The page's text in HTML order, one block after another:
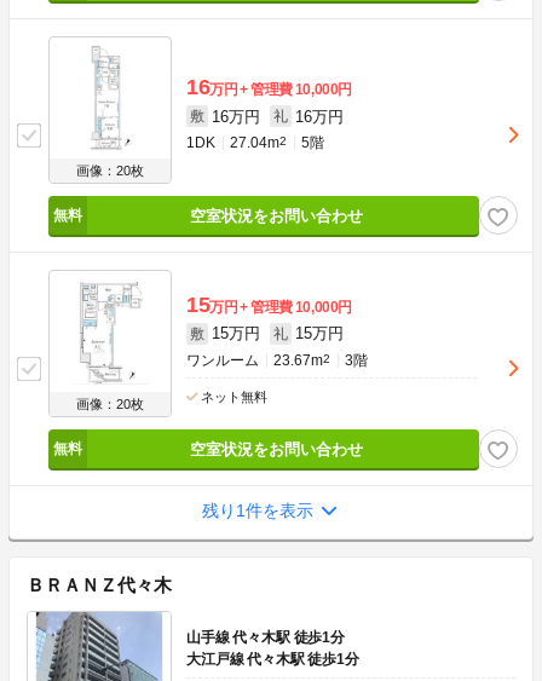
画像：20枚
16万円 管理費10,000円
敷 16万円 礼 16万円
1DK 27.04m2 5階
空室状況をお問い合わせ
画像：20枚
15万円 管理費10,000円
敷 15万円 礼 15万円
ワンルーム 23.67m2 3階
ネット無料
空室状況をお問い合わせ
残り1件を表示
ＢＲＡＮＺ代々木
山手線 代々木駅 徒歩1分
大江戸線 代々木駅 徒歩1分